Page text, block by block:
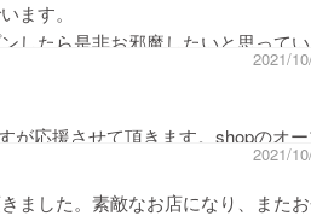
ます。
したら是非お邪魔したいと思ってい
2021/
が応援させて頂きます。shopのオ
2021/
ました。素敵なお店になり、また